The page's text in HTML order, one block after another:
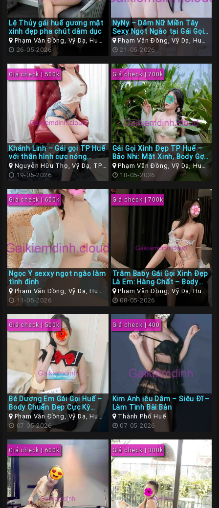
Lệ Thủy gái huế gương mặt
xinh đẹp pha chút dâm dục
Phạm Văn Đồng, Vỹ Dạ, Huế,
Thừa Thiên Huế
26-05-2026
NyNy – Dâm Nữ Miền Tây
Sexy Ngọt Ngào tại Gái Gọi
Huế Cao Cấp
Phạm Văn Đồng, Vỹ Dạ, Huế,
Thừa Thiên Huế
21-05-2026
Giá check | 500k
Khánh Linh – Gái gọi TP Huế
với thân hình cực nóng
bỏng, quyến rũ và xinh đẹp
Nguyễn Hữu Thọ, Vỹ Dạ, TP
Huế19-05-2026
Giá check | 700k
Gái Gọi Xinh Đẹp TP Huế –
Bảo Nhi: Mặt Xinh, Body Gợi
Cảm, Làm Tình Cực Phê
Phạm Văn Đồng, Vỹ Dạ, Huế,
Thừa Thiên Huế
18-05-2026
Giá check | 600k
Ngọc Ý sexxy ngọt ngào làm
tình đỉnh
Phạm Văn Đồng, Vỹ Dạ, Huế,
Thừa Thiên Huế
11-05-2026
Giá check | 700k
Trâm Baby Gái Gọi Xinh Đẹp
Là Em: Hàng Chất – Body
Đẹp Tự Nhiên
Phạm Văn Đồng, Vỹ Dạ, Huế,
Thừa Thiên Huế
08-05-2026
Giá check | 500k
Bé Dương Em Gái Gọi Huế –
Body Chuẩn Đẹp Cực Kỳ
Duyên Dáng
Phạm Văn Đồng, Vỹ Dạ, Huế,
Thừa Thiên Huế
07-05-2026
Giá check | 400
Kim Anh iêu Dâm – Siêu Đĩ –
Làm Tình Bài Bản
Thành Phố Huế
07-05-2026
Giá check | 600k Giá check | 300k